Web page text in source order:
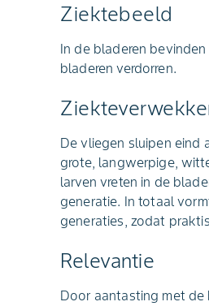
Ziektebeeld
In de bladeren
bladeren verdorren.
De vliegen sluipen eind
grote, langwerpige,
larven vreten in de
generatie. In totaal
generaties, zodat
Relevantie
Door aantasting met de